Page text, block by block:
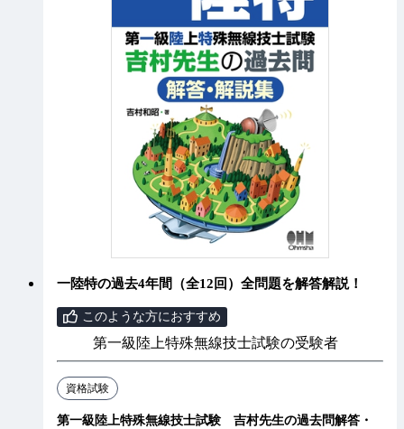
一陸特の過去4年間（全12回）全問題を解答解説！
このような方におすすめ
第一級陸上特殊無線技士試験の受験者
資格試験
第一級陸上特殊無線技士試験 吉村先生の過去問解答・